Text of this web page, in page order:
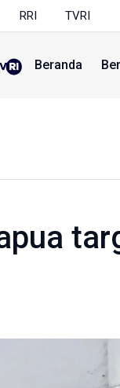
RRI TVRI
Beranda